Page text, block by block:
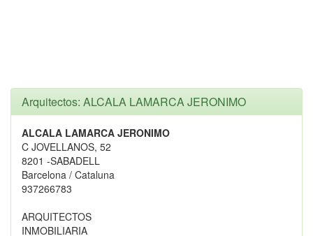
Arquitectos: ALCALA LAMARCA JERONIMO
ALCALA LAMARCA JERONIMO
C JOVELLANOS, 52
8201 -SABADELL
Barcelona / Cataluna
937266783
ARQUITECTOS
INMOBILIARIA